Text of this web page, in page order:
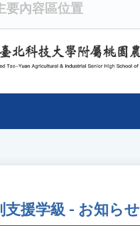
要內容區位置
支援学級 - お知らせ